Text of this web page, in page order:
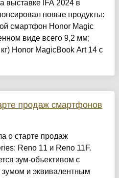
выставке IFA 2024 в
новые продукты:
смартфон Honor Magic
виде всего 9,2 мм;
Honor MagicBook Art 14 с
продаж смартфонов
о старте продаж
Reno 11 и Reno 11F.
зум-объективом с
и эквивалентным